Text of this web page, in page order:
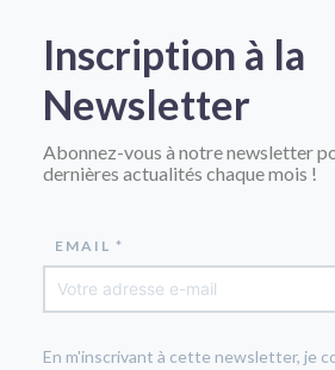
Inscription à la
Newsletter
Abonnez-vous à notre newsletter
dernières actualités chaque mois !
EMAIL *
En m'inscrivant à cette newsletter, je